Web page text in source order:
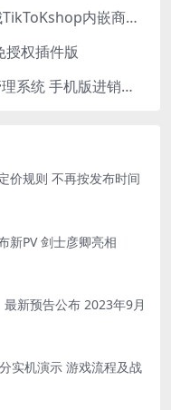
Java多语言跨境电商外贸商城TikToKshop内嵌商城I商家入驻I一键铺
授权插件版
PHP进销存源码ERP多仓库管理系统 手机版进销存 php网络版进销存小程序
价规则 不再按发布时间
新PV 剑士彦卿亮相
新预告公布 2023年9月
实机演示 游戏流程及战